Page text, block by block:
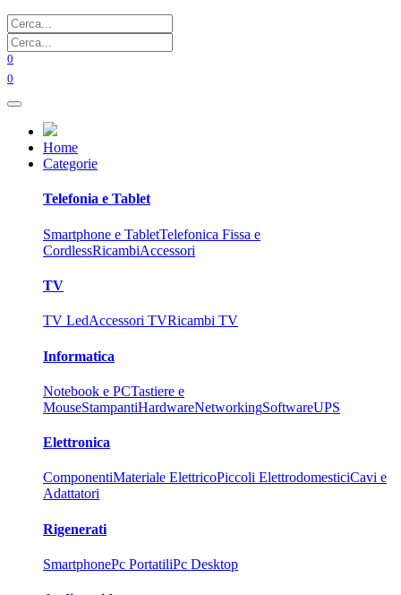
0
0
Home
Categorie
Telefonia e Tablet
Smartphone e TabletTelefonica Fissa e
CordlessRicambiAccessori
TV
TV LedAccessori TVRicambi TV
Informatica
Notebook e PCTastiere e
MouseStampantiHardwareNetworkingSoftwareUPS
Elettronica
ComponentiMateriale ElettricoPiccoli ElettrodomesticiCavi e
Adattatori
Rigenerati
SmartphonePc PortatiliPc Desktop